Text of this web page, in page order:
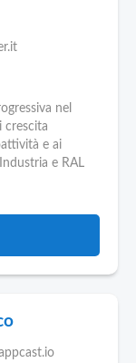
nel
crescita
e ai
Industria e RAL